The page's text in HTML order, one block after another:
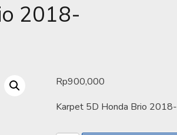
2018-
Rp900,000
Karpet 5D Honda Brio 2018-